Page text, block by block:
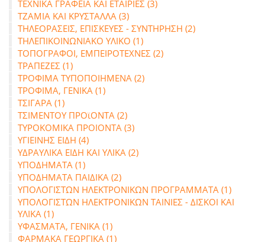
ΤΕΧΝΙΚΑ ΓΡΑΦΕΙΑ ΚΑΙ ΕΤΑΙΡΙΕΣ (3)
ΤΖΑΜΙΑ ΚΑΙ ΚΡΥΣΤΑΛΛΑ (3)
ΤΗΛΕΟΡΑΣΕΙΣ, ΕΠΙΣΚΕΥΕΣ - ΣΥΝΤΗΡΗΣΗ (2)
ΤΗΛΕΠΙΚΟΙΝΩΝΙΑΚΟ ΥΛΙΚΟ (1)
ΤΟΠΟΓΡΑΦΟΙ, ΕΜΠΕΙΡΟΤΕΧΝΕΣ (2)
ΤΡΑΠΕΖΕΣ (1)
ΤΡΟΦΙΜΑ ΤΥΠΟΠΟΙΗΜΕΝΑ (2)
ΤΡΟΦΙΜΑ, ΓΕΝΙΚΑ (1)
ΤΣΙΓΑΡΑ (1)
ΤΣΙΜΕΝΤΟΥ ΠΡΟϊΟΝΤΑ (2)
ΤΥΡΟΚΟΜΙΚΑ ΠΡΟΙΟΝΤΑ (3)
ΥΓΙΕΙΝΗΣ ΕΙΔΗ (4)
ΥΔΡΑΥΛΙΚΑ ΕΙΔΗ ΚΑΙ ΥΛΙΚΑ (2)
ΥΠΟΔΗΜΑΤΑ (1)
ΥΠΟΔΗΜΑΤΑ ΠΑΙΔΙΚΑ (2)
ΥΠΟΛΟΓΙΣΤΩΝ ΗΛΕΚΤΡΟΝΙΚΩΝ ΠΡΟΓΡΑΜΜΑΤΑ (1)
ΥΠΟΛΟΓΙΣΤΩΝ ΗΛΕΚΤΡΟΝΙΚΩΝ ΤΑΙΝΙΕΣ - ΔΙΣΚΟΙ ΚΑΙ
ΥΛΙΚΑ (1)
ΥΦΑΣΜΑΤΑ, ΓΕΝΙΚΑ (1)
ΦΑΡΜΑΚΑ ΓΕΩΡΓΙΚΑ (1)